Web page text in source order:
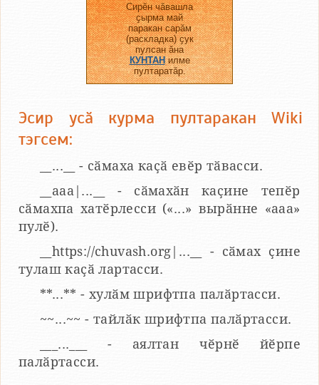
Сирӗн чӑвашла
ҫырма май
паракан сарӑм
(раскладка) ҫук
пулсан ӑна
КУНТАНилме
пултаратӑр.
Эсир усӑ курма пултаракан Wiki
тэгсем:
__...__ - сӑмаха каҫӑ евӗр тӑвасси.
__aaa|...__ - сӑмахӑн каҫине тепӗр
сӑмахпа хатӗрлесси («...» вырӑнне «ааа»
пулӗ).
__https://chuvash.org|...__ - сӑмах ҫине
тулаш каҫӑ лартасси.
**...** - хулӑм шрифтпа палӑртасси.
~~...~~ - тайлӑк шрифтпа палӑртасси.
___...___ - аялтан чӗрнӗ йӗрпе
палӑртасси.